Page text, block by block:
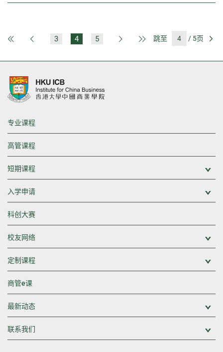
第一页 上一页
3 4 5 下一页 最后一页
跳至 / 5页
专业课程
高管课程
短期课程
入学申请
科创大赛
校友网络
定制课程
商管e课
最新动态
联系我们